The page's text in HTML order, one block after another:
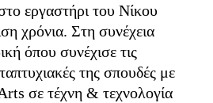
εργαστήρι του Νίκου
χρόνια. Στη συνέχεια
όπου συνέχισε τις
της σπουδές με
σε τέχνη & τεχνολογία